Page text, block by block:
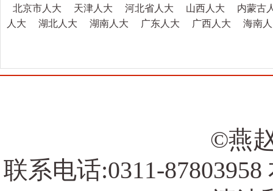
北京市人大 天津人大 河北省人大 山西人大
内蒙古
人大
湖北人大 湖南人大 广东人大 广西人大 海南
©燕
联系电话:0311-